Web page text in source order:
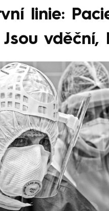
linie: